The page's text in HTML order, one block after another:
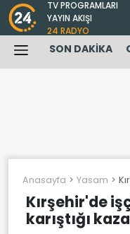
TV PROGRAMLARI
YAYIN AKIŞI
24 RADYO
SON DAKİKA
Anasayfa Yasam
Kırşehir'de
karıştığı